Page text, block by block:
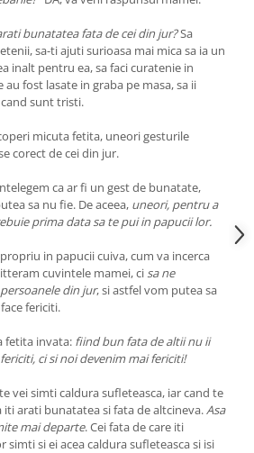
bunatatea fata de cei din jur?Sa
sa-ti ajuti surioasa mai mica sa ia un
inalt pentru ea, sa faci curatenie in
fost lasate in graba pe masa, sa ii
sunt tristi.
micuta fetita, uneori gesturile
corect de cei din jur.
ca ar fi un gest de bunatate,
sa nu fie. De aceea, uneori, pentru a
prima data sa te pui in papucii lor.
in papucii cuiva, cum va incerca
cuvintele mamei, ci sa ne
din jur, si astfel vom putea sa
fericiti.
fetita invata: fiind bun fata de altii nu ii
ci si noi devenim mai fericiti!
vei simti caldura sufleteasca, iar cand te
iti arati bunatatea si fata de altcineva.Asa
mai departe. Cei fata de care iti
si ei acea caldura sufleteasca si isi